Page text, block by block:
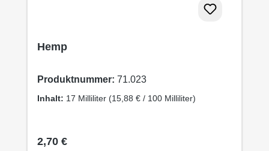
Hemp
Produktnummer: 71.023
Inhalt: 17 Milliliter (15,88 € / 100 Milliliter)
Regulärer Preis:
2,70 €